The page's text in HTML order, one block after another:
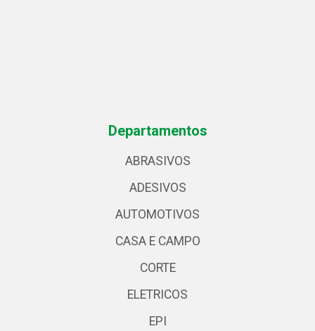
Departamentos
ABRASIVOS
ADESIVOS
AUTOMOTIVOS
CASA E CAMPO
CORTE
ELETRICOS
EPI